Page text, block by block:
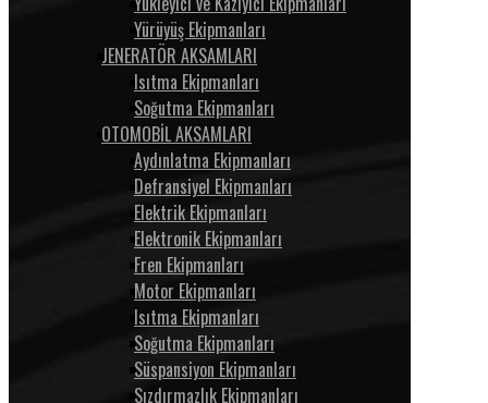
Yürüyüş Ekipmanları
JENERATÖR AKSAMLARI
Isıtma Ekipmanları
Soğutma Ekipmanları
OTOMOBİL AKSAMLARI
Aydınlatma Ekipmanları
Defransiyel Ekipmanları
Elektrik Ekipmanları
Elektronik Ekipmanları
Fren Ekipmanları
Motor Ekipmanları
Isıtma Ekipmanları
Soğutma Ekipmanları
Süspansiyon Ekipmanları
Sızdırmazlık Ekipmanları